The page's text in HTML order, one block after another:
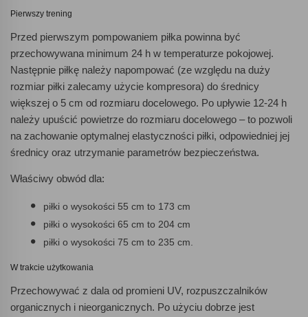
Pierwszy trening
Przed pierwszym pompowaniem piłka powinna być
przechowywana minimum 24 h w temperaturze pokojowej.
Następnie piłkę należy napompować (ze względu na duży
rozmiar piłki zalecamy użycie kompresora) do średnicy
większej o 5 cm od rozmiaru docelowego. Po upływie 12-24 h
należy upuścić powietrze do rozmiaru docelowego – to pozwoli
na zachowanie optymalnej elastyczności piłki, odpowiedniej jej
średnicy oraz utrzymanie parametrów bezpieczeństwa.
Właściwy obwód dla:
piłki o wysokości 55 cm to 173 cm
piłki o wysokości 65 cm to 204 cm
piłki o wysokości 75 cm to 235 cm.
W trakcie użytkowania
Przechowywać z dala od promieni UV, rozpuszczalników
organicznych i nieorganicznych. Po użyciu dobrze jest